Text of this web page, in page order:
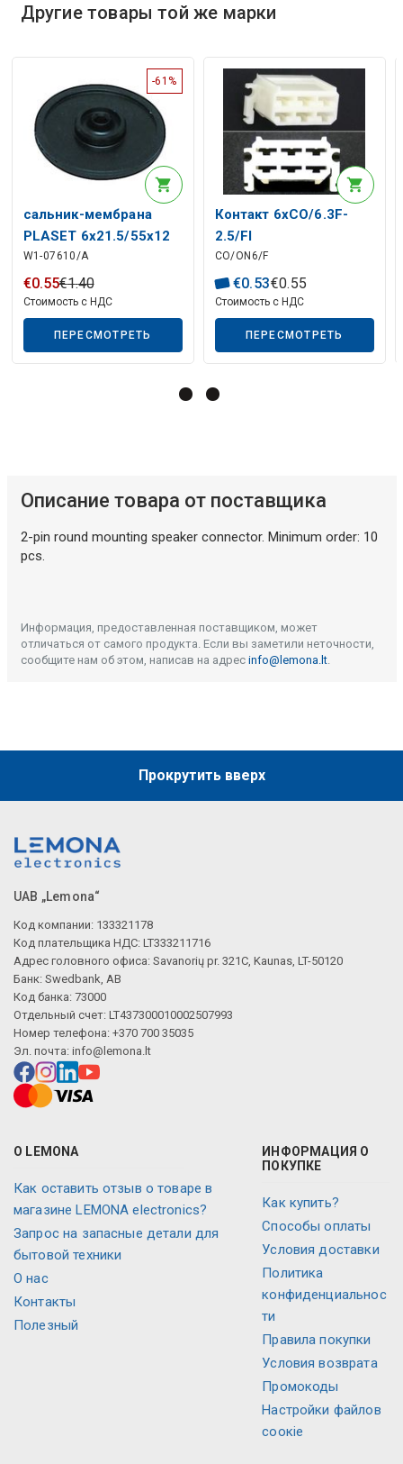
Описание искусственного интеллекта
Описание искусственного интеллекта
Другие товары той же марки
-61%
сальник-мембрана
PLASET 6x21.5/55x12
W1-07610/A
€0.55€1.40
Стоимость с НДС
ПЕРЕСМОТРЕТЬ
Контакт 6xCO/6.3F-
2.5/FI
CO/ON6/F
€0.53€0.55
Стоимость с НДС
ПЕРЕСМОТРЕТЬ
Описание товара от поставщика
2-pin round mounting speaker connector. Minimum order: 10
pcs.
Информация, предоставленная поставщиком, может
отличаться от самого продукта. Если вы заметили неточности,
сообщите нам об этом, написав на адрес info@lemona.lt.
Прокрутить вверх
UAB „Lemona“
Код компании: 133321178
Код плательщика НДС: LT333211716
Адрес головного офиса: Savanorių pr. 321C, Kaunas, LT-50120
Банк: Swedbank, AB
Код банка: 73000
Отдельный счет: LT437300010002507993
Номер телефона: +370 700 35035
Эл. почта: info@lemona.lt
О LEMONA
Как оставить отзыв о товаре в
магазине LEMONA electronics?
Запрос на запасные детали для
бытовой техники
O нас
Контакты
Полезный
ИНФОРМАЦИЯ О
ПОКУПКЕ
Как купить?
Способы оплаты
Условия доставки
Политика
конфиденциальнос
ти
Правила покупки
Условия возврата
Промокоды
Настройки файлов
соокіе